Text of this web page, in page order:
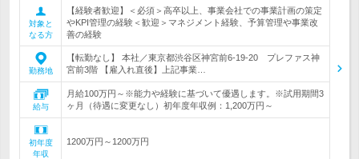
対象と
なる方
【経験者歓迎】＜必須＞高卒以上、事業会社での事業計画の策定
やKPI管理の経験＜歓迎＞マネジメント経験、予算管理や事業改
善の経験
勤務地
【転勤なし】 本社／東京都渋谷区神宮前6-19-20 プレファス神
宮前3階 【雇入れ直後】上記事業…
給与
月給100万円～※能力や経験に基づいて優遇します。※試用期間3
ヶ月（待遇に変更なし）初年度年収例：1,200万円～
初年度
年収
1200万円～1200万円